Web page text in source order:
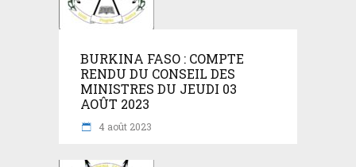
BURKINA FASO : COMPTE
RENDU DU CONSEIL DES
MINISTRES DU JEUDI 03
AOÛT 2023
4 août 2023